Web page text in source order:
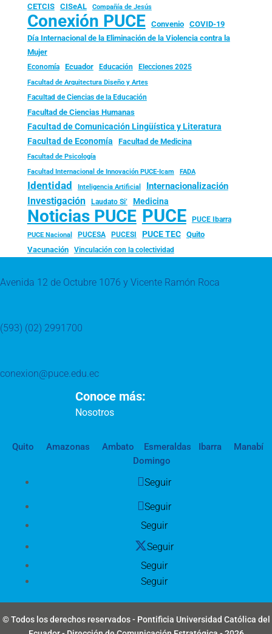
CETCIS CISeAL Compañía de Jesús
Conexión PUCE Convenio
COVID-19
Día Internacional de la Eliminación de la Violencia contra la
Mujer
Economía Ecuador Educación Elecciones 2025
Facultad de Arquitectura Diseño y Artes
Facultad de Ciencias de la Educación
Facultad de Ciencias Humanas
Facultad de Comunicación Lingüística y Literatura
Facultad de Economía Facultad de Medicina
Facultad de Psicología
Facultad Internacional de Innovación PUCE-Icam FADA
Identidad Inteligencia Artificial Internacionalización
Investigación Laudato Si’ Medicina
Noticias PUCE PUCE PUCE Ibarra
PUCE Nacional PUCESA PUCESI PUCE TEC
Quito
Vacunación
Vinculación con la colectividad
Avenida 12 de Octubre 1076 y Vicente Ramón Roca
(593) (02) 2991700
conexion@puce.edu.ec
Conoce más:
Nosotros
Quito Amazonas Ambato Esmeraldas Ibarra
Manabí
Domingo
Seguir
Seguir
Seguir
Seguir
Seguir
Seguir
© Todos los derechos reservados - Pontificia Universidad Católica del